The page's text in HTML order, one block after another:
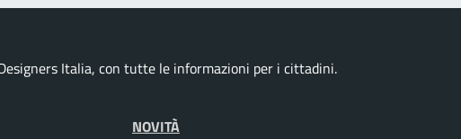
Italia, con tutte le informazioni per i cittadini.
NOVITÀ